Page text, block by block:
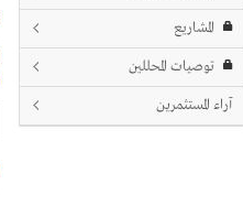
المشاريع
توصيات المحللين
آراء المستثمرين